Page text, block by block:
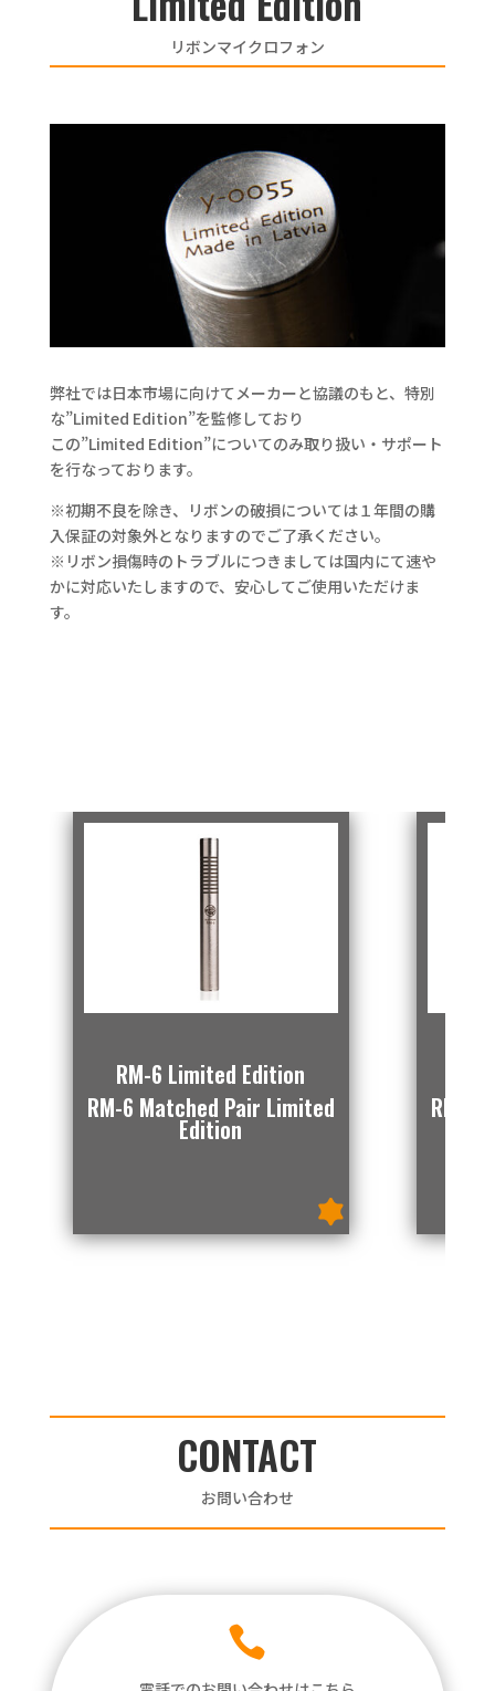
リボンマイクロフォン
弊社では日本市場に向けてメーカーと協議のもと、特別
な”Limited Edition”を監修しており
この”Limited Edition”についてのみ取り扱い・サポート
を行なっております。
※初期不良を除き、リボンの破損については１年間の購
入保証の対象外となりますのでご了承ください。
※リボン損傷時のトラブルにつきましては国内にて速や
かに対応いたしますので、安心してご使用いただけま
す。
RM-6 Limited Edition
RM-6 Matched Pair Limited
Edition
RM-7
CONTACT
お問い合わせ
